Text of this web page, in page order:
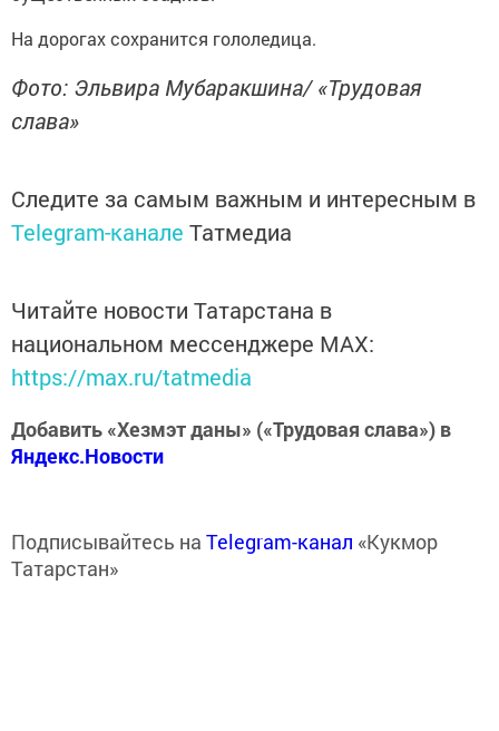
На дорогах сохранится гололедица.
Фото: Эльвира Мубаракшина/ «Трудовая
слава»
Следите за самым важным и интересным в
Telegram-канале Татмедиа
Читайте новости Татарстана в
национальном мессенджере MАХ:
https://max.ru/tatmedia
Добавить «Хезмэт даны» («Трудовая слава») в
Яндекс.Новости
Подписывайтесь на Telegram-канал «Кукмор
Татарстан»